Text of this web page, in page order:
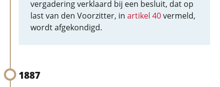
vergadering verklaard bij een besluit, dat op
last van den Voorzitter, in artikel 40vermeld,
wordt afgekondigd.
1887